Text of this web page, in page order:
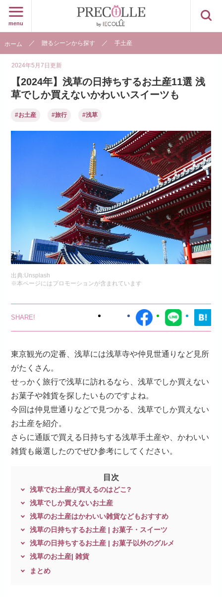
menu
ホーム 贈るシーンから探す 手土産
2024年5月7日更新
【2024年】浅草の日持ちするお土産11選 浅
草でしか買えないかわいいスイーツも
#お土産 #旅行 #浅草
出典:Unsplash
※本ページにはプロモーションが含まれています
東京観光の定番、浅草には浅草寺や仲見世通りなど見所
がたくさん。
せっかく旅行で浅草に訪れるなら、浅草でしか買えない
お菓子や雑貨を探したいものですよね。
今回は仲見世通りなどで見つかる、浅草でしか買えない
お土産を紹介。
さらに通販で買える日持ちする浅草手土産や、かわいい
雑貨も厳選したのでぜひ参考にしてください。
目次
浅草でお土産が買えるのはどこ?
浅草でしか買えないお土産
浅草のお土産はかわいい雑貨などもおすすめ
浅草の日持ちするお土産 | お菓子・スイーツ
浅草の日持ちするお土産 | お菓子以外のグルメ
浅草のお土産| 雑貨
まとめ